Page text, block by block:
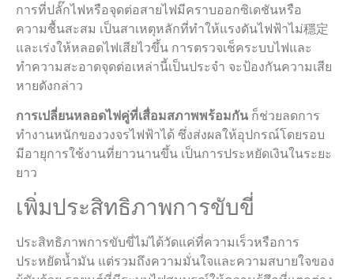
การที่ปลั๊กไฟหรือจุดต่อสายไฟมีคราบออกซิเดชันหรือ
ความชื้นสะสม เป็นสาเหตุหลักที่ทำให้แรงดันไฟฟ้าไม่穩定
และเร่งให้หลอดไฟเสียไวขึ้น การตรวจเช็คระบบไฟและ
ทำความสะอาดจุดต่อเหล่านี้เป็นประจำ จะป้องกันความเสีย
หายดังกล่าว
การเปลี่ยนหลอดไฟคู่ที่เสื่อมสภาพพร้อมกัน ก็ช่วยลดการ
ทำงานหนักของวงจรไฟฟ้าได้ ซึ่งส่งผลให้อุปกรณ์โดยรอบ
มีอายุการใช้งานที่ยาวนานขึ้น เป็นการประหยัดเงินในระยะ
ยาว
เพิ่มประสิทธิภาพการขับขี่
ประสิทธิภาพการขับขี่ไม่ได้วัดแค่ที่ความเร็วหรือการ
ประหยัดน้ำมัน แต่รวมถึงความมั่นใจและความสบายใจของ